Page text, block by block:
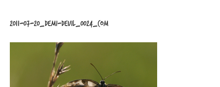
2011-07-20_demi-deuil_0024_COM